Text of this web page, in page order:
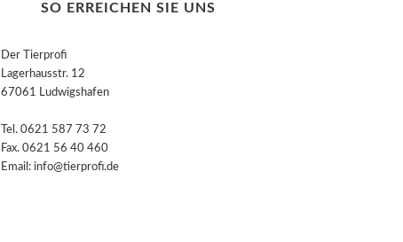
SO ERREICHEN SIE UNS
Der Tierprofi
Lagerhausstr. 12
67061 Ludwigshafen
Tel. 0621 587 73 72
Fax. 0621 56 40 460
Email: info@tierprofi.de